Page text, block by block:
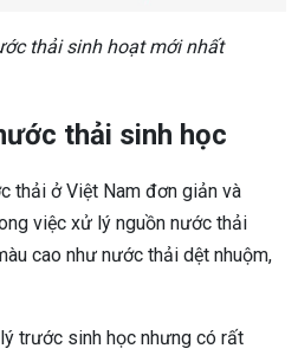
thải sinh hoạt mới nhất
thải sinh học
thải ở Việt Nam đơn giản và
việc xử lý nguồn nước thải
cao như nước thải dệt nhuộm,
trước sinh học nhưng có rất